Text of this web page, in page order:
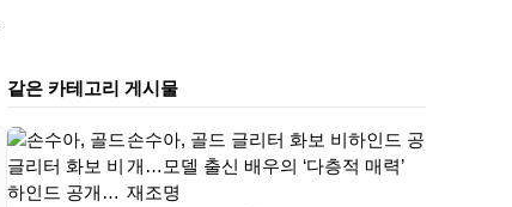
같은 카테고리 게시물
손수아, 골드 글리터 화보 비하인드 공
개…모델 출신 배우의 ‘다층적 매력’
재조명